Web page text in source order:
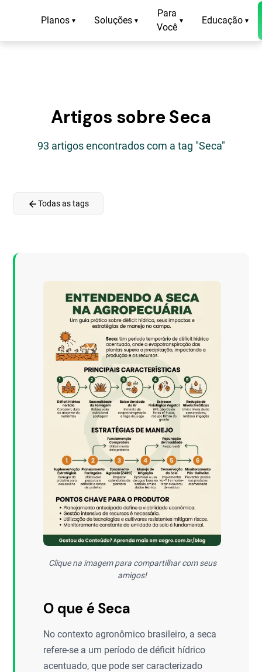
Planos ▾ Soluções ▾
Para
Você
▾ Educação ▾
Artigos sobre Seca
93 artigos encontrados com a tag "Seca"
arrow_backTodas as tags
Clique na imagem para compartilhar com seus
amigos!
O que é Seca
No contexto agronômico brasileiro, a seca
refere-se a um período de déficit hídrico
acentuado, que pode ser caracterizado